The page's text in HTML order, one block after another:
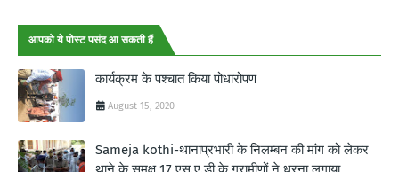
आपको ये पोस्ट पसंद आ सकती हैं
कार्यक्रम के पश्चात किया पोधारोपण
August 15, 2020
Sameja kothi-थानाप्रभारी के निलम्बन की मांग को लेकर